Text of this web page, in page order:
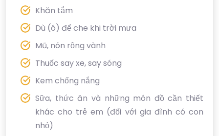
Khăn tắm
Dù (ô) để che khi trời mưa
Mũ, nón rộng vành
Thuốc say xe, say sóng
Kem chống nắng
Sữa, thức ăn và những món đồ cần thiết
khác cho trẻ em (đối với gia đình có con
nhỏ)